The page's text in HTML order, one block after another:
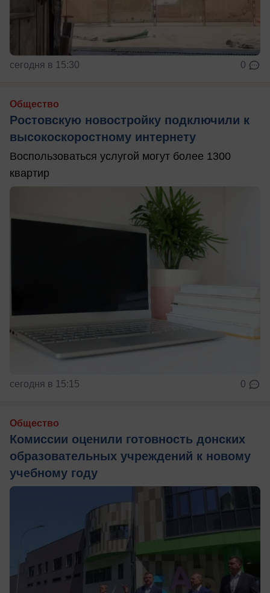
сегодня в 15:30 0
Общество
Ростовскую новостройку подключили к
высокоскоростному интернету
Воспользоваться услугой могут более 1300
квартир
сегодня в 15:15 0
Общество
Комиссии оценили готовность донских
образовательных учреждений к новому
учебному году